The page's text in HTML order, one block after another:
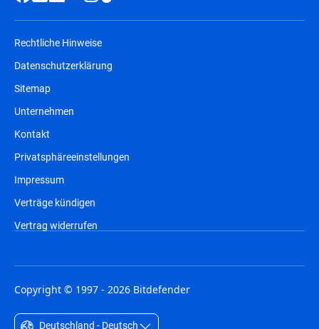
Rechtliche Hinweise
Datenschutzerklärung
Sitemap
Unternehmen
Kontakt
Privatsphäreeinstellungen
Impressum
Verträge kündigen
Vertrag widerrufen
Copyright © 1997 - 2026 Bitdefender
Deutschland - Deutsch